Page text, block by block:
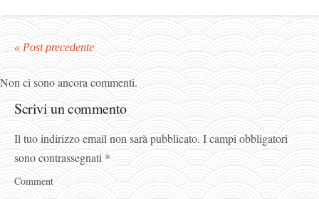
« Post precedente
Non ci sono ancora commenti.
Scrivi un commento
Il tuo indirizzo email non sarà pubblicato. I campi obbligatori
sono contrassegnati *
Comment